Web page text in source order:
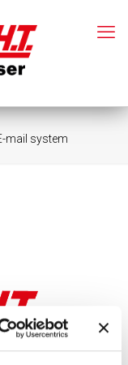
mail system